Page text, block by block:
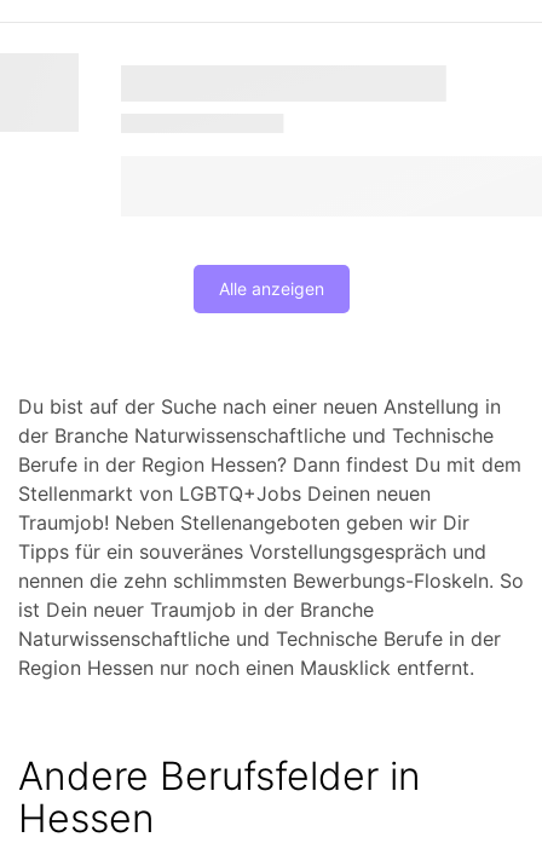
Alle anzeigen
Du bist auf der Suche nach einer neuen Anstellung in
der Branche Naturwissenschaftliche und Technische
Berufe in der Region Hessen? Dann findest Du mit dem
Stellenmarkt von LGBTQ+Jobs Deinen neuen
Traumjob! Neben Stellenangeboten geben wir Dir
Tipps für ein souveränes Vorstellungsgespräch und
nennen die zehn schlimmsten Bewerbungs-Floskeln. So
ist Dein neuer Traumjob in der Branche
Naturwissenschaftliche und Technische Berufe in der
Region Hessen nur noch einen Mausklick entfernt.
Andere Berufsfelder in
Hessen